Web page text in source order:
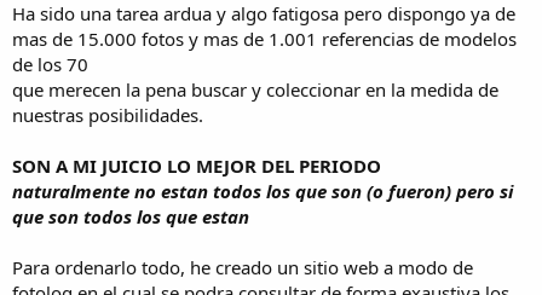
Ha sido una tarea ardua y algo fatigosa pero dispongo ya de
mas de 15.000 fotos y mas de 1.001 referencias de modelos
de los 70
que merecen la pena buscar y coleccionar en la medida de
nuestras posibilidades.
SON A MI JUICIO LO MEJOR DEL PERIODO
naturalmente no estan todos los que son (o fueron) pero si
que son todos los que estan
Para ordenarlo todo, he creado un sitio web a modo de